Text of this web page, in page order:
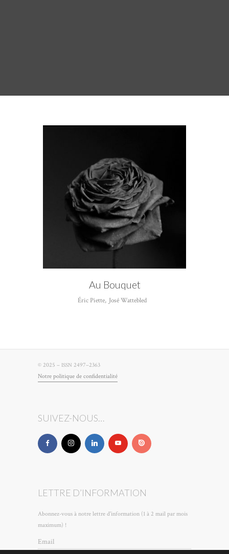
CATÉGORIE
Au Bouquet
Éric Piette, José Wattebled
© 2025 – ISSN 2497–2363
Notre poli­tique de confidentialité
SUIVEZ-NOUS…
LETTRE D’INFORMATION
Abonnez-vous à notre lettre d'information (1 à 2 mail par mois
maximum) !
Email